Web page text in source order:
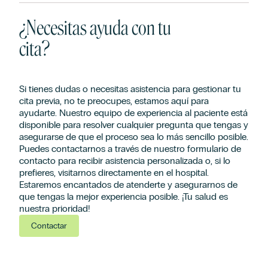
¿Necesitas ayuda con tu
cita?
Si tienes dudas o necesitas asistencia para gestionar tu
cita previa, no te preocupes, estamos aquí para
ayudarte. Nuestro equipo de experiencia al paciente está
disponible para resolver cualquier pregunta que tengas y
asegurarse de que el proceso sea lo más sencillo posible.
Puedes contactarnos a través de nuestro formulario de
contacto para recibir asistencia personalizada o, si lo
prefieres, visitarnos directamente en el hospital.
Estaremos encantados de atenderte y asegurarnos de
que tengas la mejor experiencia posible. ¡Tu salud es
nuestra prioridad!
Contactar